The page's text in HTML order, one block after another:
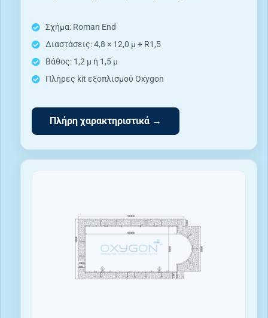
Σχήμα: Roman End
Διαστάσεις: 4,8 × 12,0 μ + R1,5
Βάθος: 1,2 μ ή 1,5 μ
Πλήρες kit εξοπλισμού Oxygon
Πλήρη χαρακτηριστικά →